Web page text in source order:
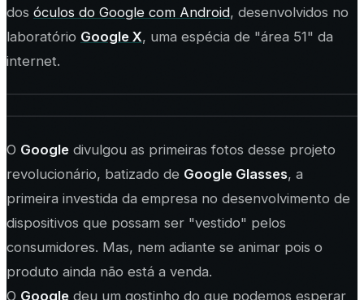
dos óculos do Google com Android, desenvolvidos no
laboratório Google X, uma espécia de "área 51" da
internet.
O Google divulgou as primeiras fotos desse projeto
revolucionário, batizado de Google Glasses, a
primeira investida da empresa no desenvolvimento de
dispositivos que possam ser "vestido" pelos
consumidores. Mas, nem adiante se animar pois o
produto ainda não está a venda.
O Google deu um gostinho do que podemos esperar